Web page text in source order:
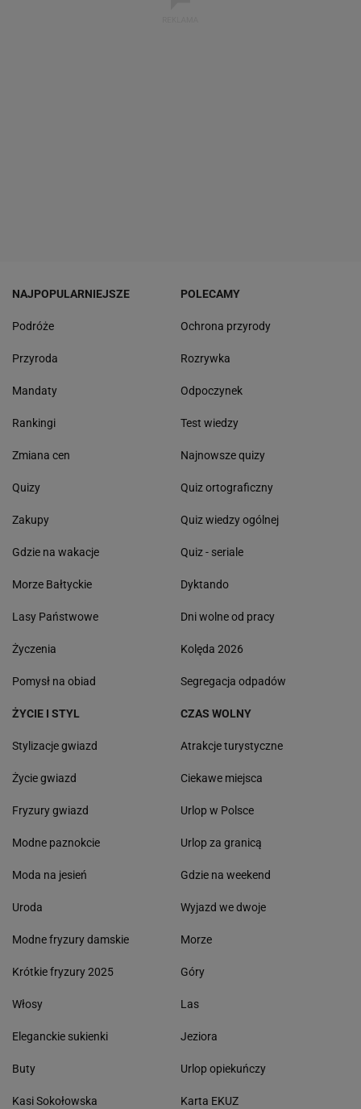
NAJPOPULARNIEJSZE
Podróże
Przyroda
Mandaty
Rankingi
Zmiana cen
Quizy
Zakupy
Gdzie na wakacje
Morze Bałtyckie
Lasy Państwowe
Życzenia
Pomysł na obiad
POLECAMY
Ochrona przyrody
Rozrywka
Odpoczynek
Test wiedzy
Najnowsze quizy
Quiz ortograficzny
Quiz wiedzy ogólnej
Quiz - seriale
Dyktando
Dni wolne od pracy
Kolęda 2026
Segregacja odpadów
ŻYCIE I STYL
Stylizacje gwiazd
Życie gwiazd
Fryzury gwiazd
Modne paznokcie
Moda na jesień
Uroda
Modne fryzury damskie
Krótkie fryzury 2025
Włosy
Eleganckie sukienki
Buty
Kasi Sokołowska
CZAS WOLNY
Atrakcje turystyczne
Ciekawe miejsca
Urlop w Polsce
Urlop za granicą
Gdzie na weekend
Wyjazd we dwoje
Morze
Góry
Las
Jeziora
Urlop opiekuńczy
Karta EKUZ